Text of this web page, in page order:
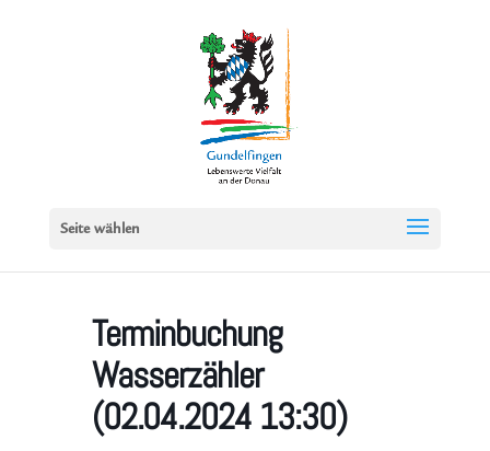
Seite wählen
Terminbuchung
Wasserzähler
(02.04.2024 13:30)